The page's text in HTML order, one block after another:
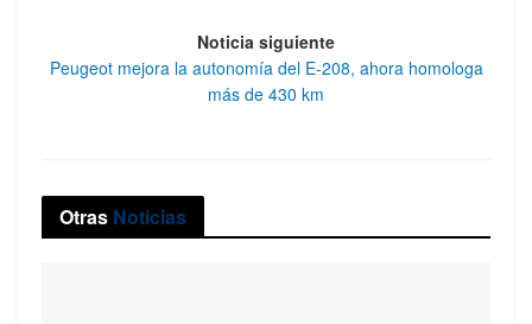
Noticia siguiente
Peugeot mejora la autonomía del E-208, ahora homologa
más de 430 km
Otras Noticias